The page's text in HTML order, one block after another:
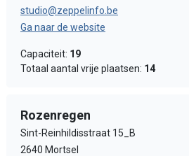
studio@zeppelinfo.be
Ga naar de website
Capaciteit: 19
Totaal aantal vrije plaatsen: 14
Rozenregen
Sint-Reinhildisstraat 15_B
2640 Mortsel